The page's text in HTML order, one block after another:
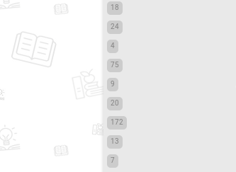
18
24
4
75
9
20
172
13
7